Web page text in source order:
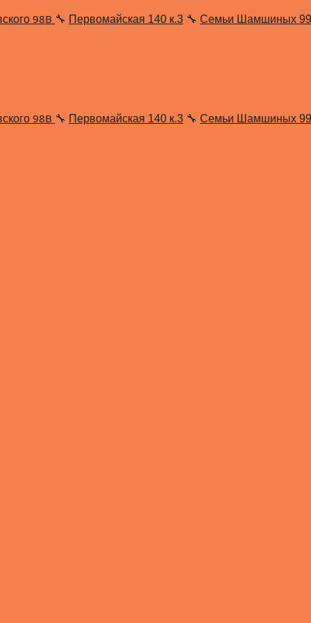
98В 🔧 Первомайская 140 к.3 🔧 Семьи Шамшиных
98В 🔧 Первомайская 140 к.3 🔧 Семьи Шамшиных